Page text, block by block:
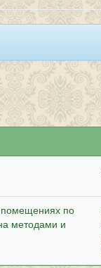
помещениях по
методами и